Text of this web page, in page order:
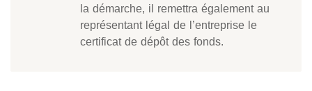
la démarche, il remettra également au
représentant légal de l’entreprise le
certificat de dépôt des fonds.